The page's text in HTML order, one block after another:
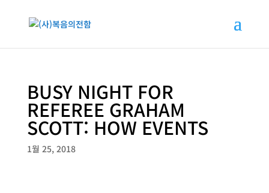
BUSY NIGHT FOR
REFEREE GRAHAM
SCOTT: HOW EVENTS
1월 25, 2018